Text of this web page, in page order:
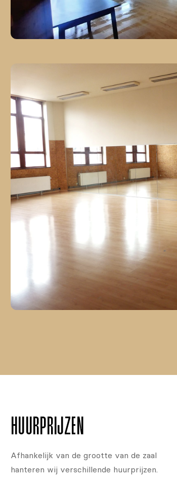
HUURPRIJZEN
Afhankelijk van de grootte van de zaal
hanteren wij verschillende huurprijzen.